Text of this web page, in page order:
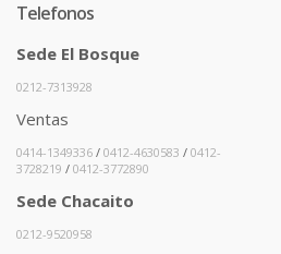
Telefonos
Sede El Bosque
0212-7313928
Ventas
0414-1349336 / 0412-4630583 / 0412-
3728219 / 0412-3772890
Sede Chacaito
0212-9520958